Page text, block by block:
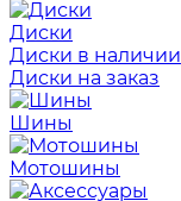
Диски
Диски в наличии
Диски на заказ
Шины
Мотошины